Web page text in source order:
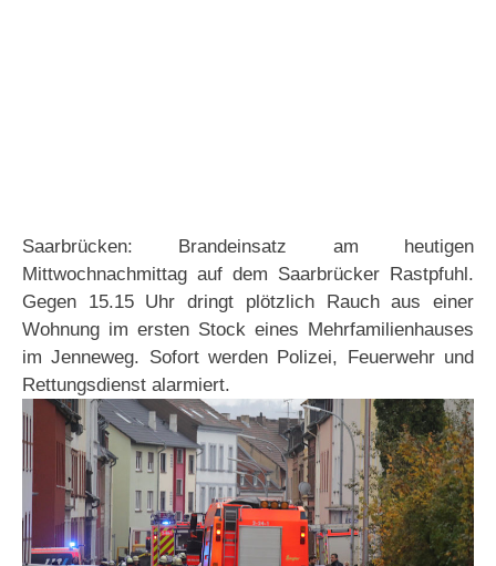
Saarbrücken: Brandeinsatz am heutigen
Mittwochnachmittag auf dem Saarbrücker Rastpfuhl.
Gegen 15.15 Uhr dringt plötzlich Rauch aus einer
Wohnung im ersten Stock eines Mehrfamilienhauses
im Jenneweg. Sofort werden Polizei, Feuerwehr und
Rettungsdienst alarmiert.